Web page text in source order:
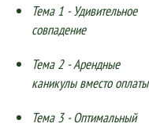
Тема 1 - Удивительное
совпадение
Тема 2 - Арендные
каникулы вместо оплаты
Тема 3 - Оптимальный